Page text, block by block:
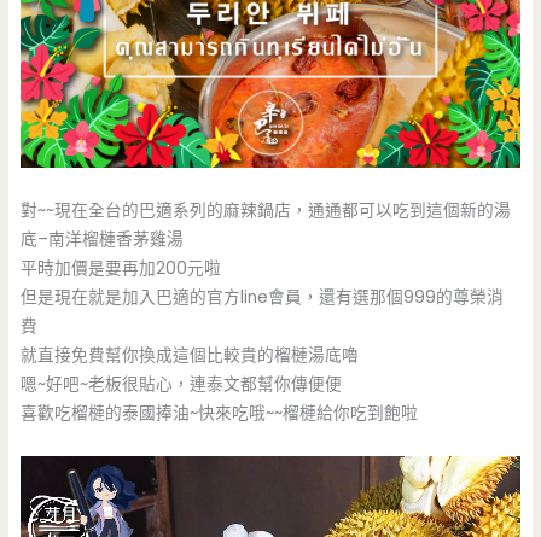
對~~現在全台的巴適系列的麻辣鍋店，通通都可以吃到這個新的湯
底–南洋榴槤香茅雞湯
平時加價是要再加200元啦
但是現在就是加入巴適的官方line會員，還有選那個999的尊榮消
費
就直接免費幫你換成這個比較貴的榴槤湯底嚕
嗯~好吧~老板很貼心，連泰文都幫你傳便便
喜歡吃榴槤的泰國捧油~快來吃哦~~榴槤給你吃到飽啦